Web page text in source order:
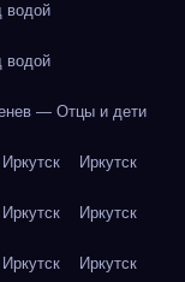
— Отцы и дети
Иркутск Иркутск
Иркутск Иркутск
Иркутск Иркутск